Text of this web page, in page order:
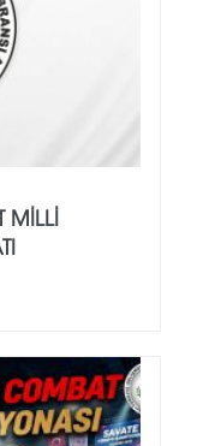
MİLLİ